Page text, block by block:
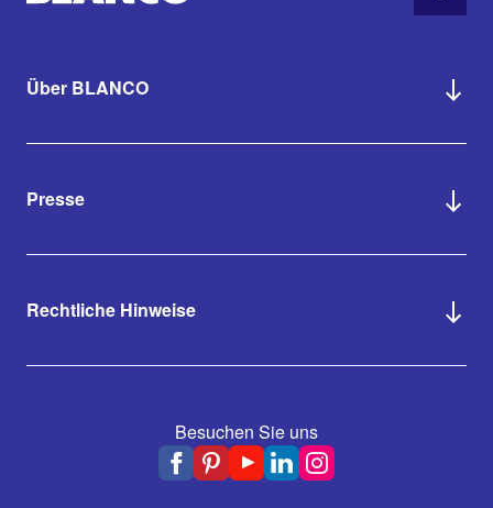
Über BLANCO
Presse
Rechtliche Hinweise
Besuchen Sie uns